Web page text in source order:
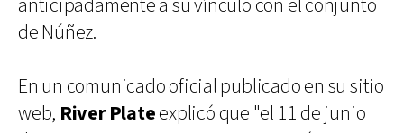
anticipadamente a su vínculo con el conjunto
de Núñez.
En un comunicado oficial publicado en su sitio
web, River Plateexplicó que "el 11 de junio